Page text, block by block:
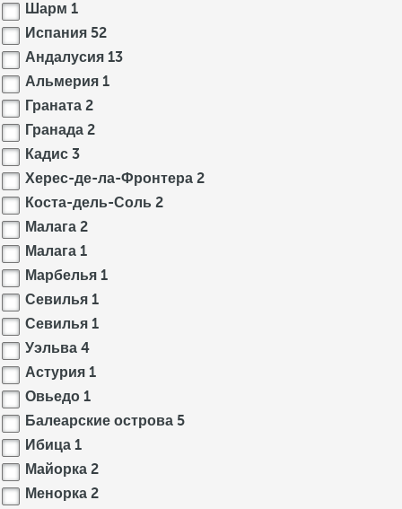
Шарм 1
Испания 52
Андалусия 13
Альмерия 1
Граната 2
Гранада 2
Кадис 3
Херес-де-ла-Фронтера 2
Коста-дель-Соль 2
Малага 2
Малага 1
Марбелья 1
Севилья 1
Севилья 1
Уэльва 4
Астурия 1
Овьедо 1
Балеарские острова 5
Ибица 1
Майорка 2
Менорка 2